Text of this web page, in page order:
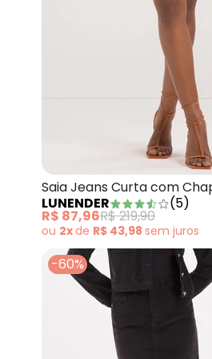
Saia Jeans Curta com
Azul
LUNENDER (5)
R$ 87,96R$ 219,90
ou 2xde R$ 43,98 sem juros
-60%